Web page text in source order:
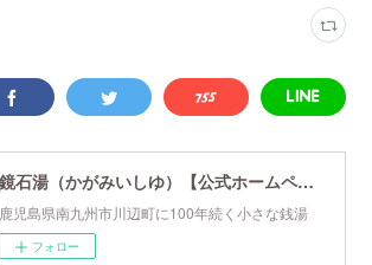
鏡石湯（かがみいしゆ）【公式ホームページ】
鹿児島県南九州市川辺町に100年続く小さな銭湯
フォロー